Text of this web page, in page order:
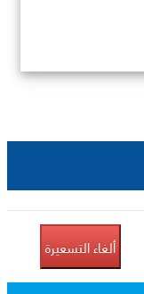
ألغاء التسعيرة